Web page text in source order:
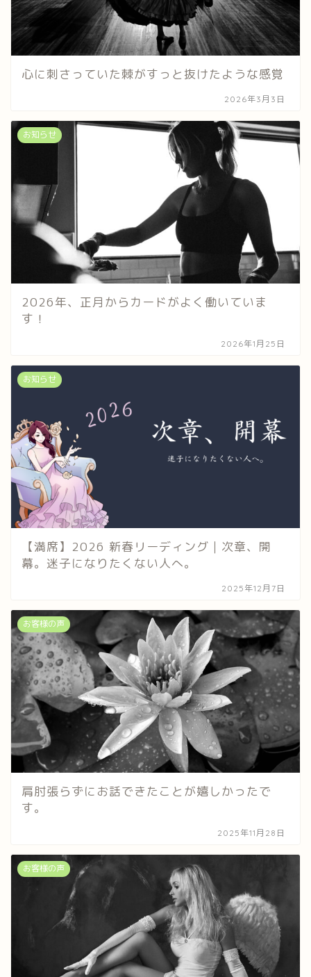
心に刺さっていた棘がすっと抜けたような感覚
2026年3月3日
お知らせ
2026年、正月からカードがよく働いていま
す！
2026年1月25日
お知らせ
【満席】2026 新春リーディング｜次章、開
幕。迷子になりたくない人へ。
2025年12月7日
お客様の声
肩肘張らずにお話できたことが嬉しかったで
す。
2025年11月28日
お客様の声